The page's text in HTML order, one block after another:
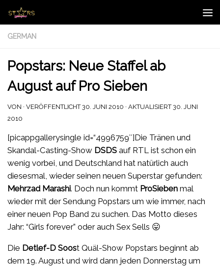
Zum Inhalt springen
GERMAN
Popstars: Neue Staffel ab
August auf Pro Sieben
VON · VERÖFFENTLICHT30. JUNI 2010 · AKTUALISIERT30. JUNI
2010
[picappgallerysingle id=“4996759″]Die Tränen und
Skandal-Casting-Show DSDS auf RTL ist schon ein
wenig vorbei, und Deutschland hat natürlich auch
diesesmal, wieder seinen neuen Superstar gefunden:
Mehrzad Marashi. Doch nun kommt ProSieben mal
wieder mit der Sendung Popstars um wie immer, nach
einer neuen Pop Band zu suchen. Das Motto dieses
Jahr: “Girls forever” oder auch Sex Sells 😛
Die Detlef-D Soost Quäl-Show Popstars beginnt ab
dem 19. August und wird dann jeden Donnerstag um